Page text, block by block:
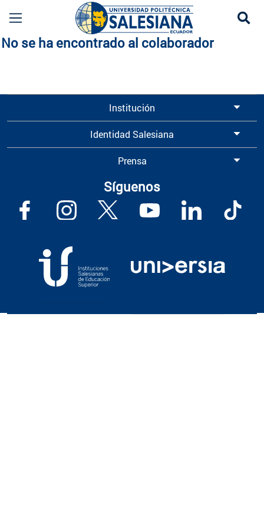
Información de Docentes de Electrónica y
No se ha encontrado al colaborador
Institución
Identidad Salesiana
Prensa
Síguenos